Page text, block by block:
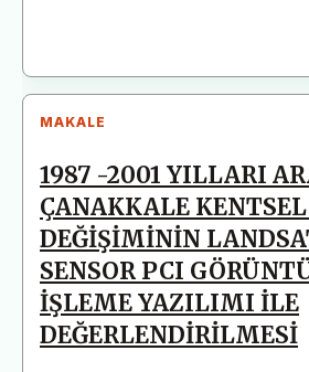
MAKALE
1987 -2001 YILLARI
ÇANAKKALE
DEĞİŞİMİNİN
SENSOR PCI
İŞLEME YAZILIMI İLE
DEĞERLENDİRİLMESİ